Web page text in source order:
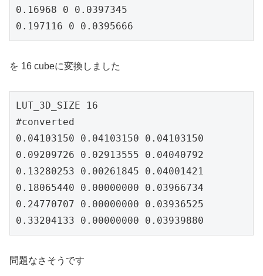
0.16968 0 0.0397345
を 16 cubeに変換しました
LUT_3D_SIZE 16
#converted
0.04103150 0.04103150 0.04103150
0.09209726 0.02913555 0.04040792
0.13280253 0.00261845 0.04001421
0.18065440 0.00000000 0.03966734
0.24770707 0.00000000 0.03936525
0.33204133 0.00000000 0.03939880
問題なさそうです